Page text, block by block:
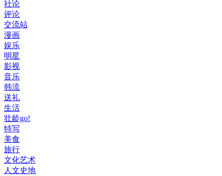
社论
评论
交流站
漫画
娱乐
明星
影视
音乐
韩流
送礼
生活
壮龄go!
特写
美食
旅行
文化艺术
人文史地